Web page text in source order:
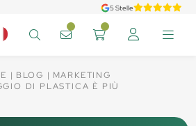
5 Stelle
BLOG
MARKETING
DI PLASTICA È PIÙ